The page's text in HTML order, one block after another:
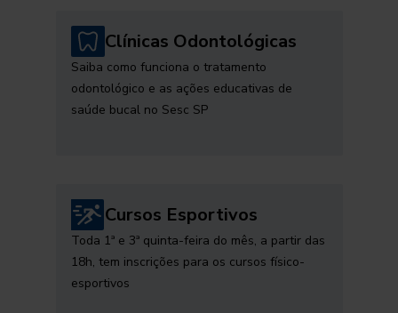
Clínicas Odontológicas
Saiba como funciona o tratamento
odontológico e as ações educativas de
saúde bucal no Sesc SP
Cursos Esportivos
Toda 1ª e 3ª quinta-feira do mês, a partir das
18h, tem inscrições para os cursos físico-
esportivos